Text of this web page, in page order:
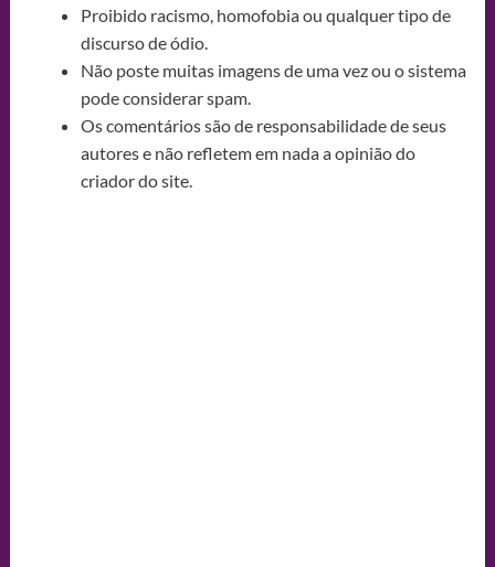
Proibido racismo, homofobia ou qualquer tipo de
discurso de ódio.
Não poste muitas imagens de uma vez ou o sistema
pode considerar spam.
Os comentários são de responsabilidade de seus
autores e não refletem em nada a opinião do
criador do site.